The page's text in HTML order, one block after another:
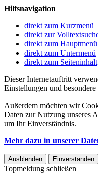
Hilfsnavigation
direkt zum Kurzmenü
direkt zur
direkt zum Hauptmenü
direkt zum Untermenü
direkt zum Seiteninhalt
Dieser Internetauftritt
Einstellungen und
Außerdem möchten wir
Daten zur Nutzung unseres
um Ihr Einverständnis.
Mehr dazu in unserer
Ausblenden Einverstanden
Topmeldung schließen